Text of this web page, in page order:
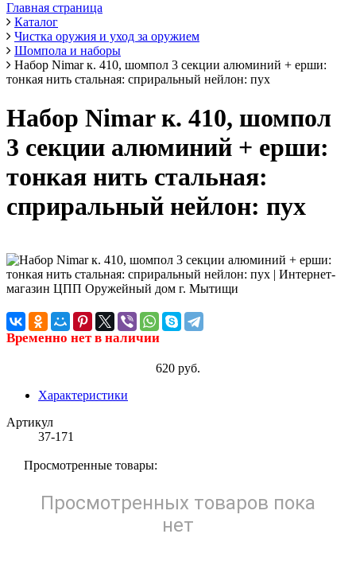
Главная страница
Каталог
Чистка оружия и уход за оружием
Шомпола и наборы
Набор Nimar к. 410, шомпол 3 секции алюминий + ерши:
тонкая нить стальная: сприральный нейлон: пух
Набор Nimar к. 410, шомпол
3 секции алюминий + ерши:
тонкая нить стальная:
сприральный нейлон: пух
Временно нет в наличии
620 руб.
Характеристики
Артикул
37-171
Просмотренные товары:
Просмотренных товаров пока
нет